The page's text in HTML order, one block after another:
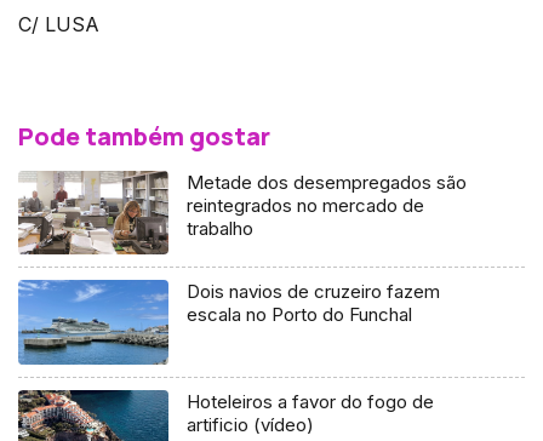
C/ LUSA
Pode também gostar
Metade dos desempregados são
reintegrados no mercado de
trabalho
Dois navios de cruzeiro fazem
escala no Porto do Funchal
Hoteleiros a favor do fogo de
artificio (vídeo)